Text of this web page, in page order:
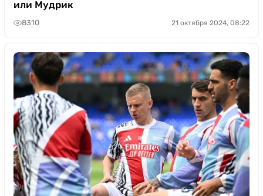
или Мудрик
8310 21 октября 2024, 08:22